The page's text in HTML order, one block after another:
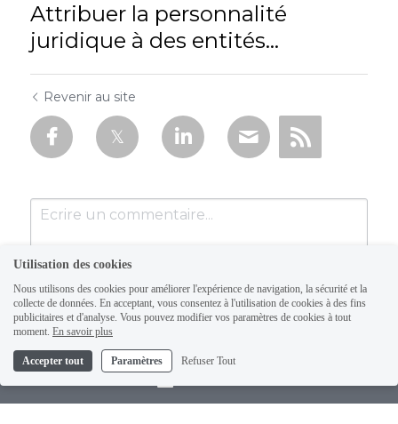
Attribuer la personnalité
juridique à des entités...
Revenir au site
Soumettre Annuler
Utilisation des cookies
Nous utilisons des cookies pour améliorer l'expérience de navigation, la sécurité et la
collecte de données. En acceptant, vous consentez à l'utilisation de cookies à des fins
publicitaires et d'analyse. Vous pouvez modifier vos paramètres de cookies à tout
moment. En savoir plus
Accepter tout Paramètres Refuser Tout